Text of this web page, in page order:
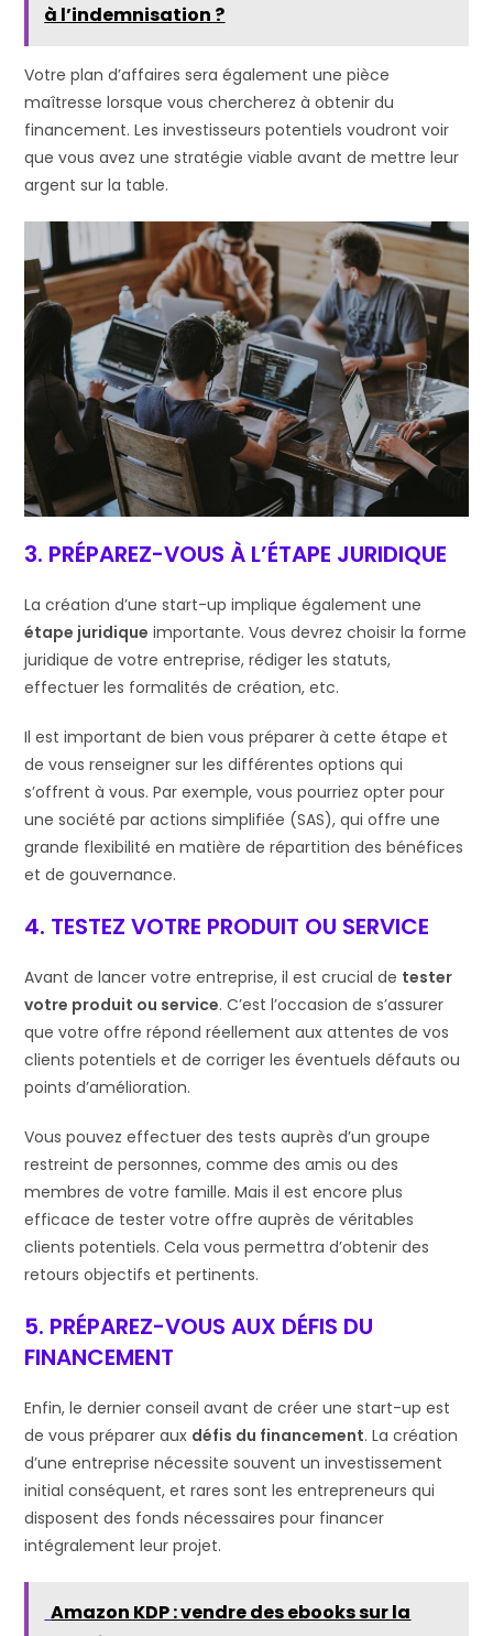
à l’indemnisation ?
Votre plan d’affaires sera également une pièce
maîtresse lorsque vous chercherez à obtenir du
financement. Les investisseurs potentiels voudront voir
que vous avez une stratégie viable avant de mettre leur
argent sur la table.
3. PRÉPAREZ-VOUS À L’ÉTAPE JURIDIQUE
La création d’une start-up implique également une
étape juridique importante. Vous devrez choisir la forme
juridique de votre entreprise, rédiger les statuts,
effectuer les formalités de création, etc.
Il est important de bien vous préparer à cette étape et
de vous renseigner sur les différentes options qui
s’offrent à vous. Par exemple, vous pourriez opter pour
une société par actions simplifiée (SAS), qui offre une
grande flexibilité en matière de répartition des bénéfices
et de gouvernance.
4. TESTEZ VOTRE PRODUIT OU SERVICE
Avant de lancer votre entreprise, il est crucial de tester
votre produit ou service. C’est l’occasion de s’assurer
que votre offre répond réellement aux attentes de vos
clients potentiels et de corriger les éventuels défauts ou
points d’amélioration.
Vous pouvez effectuer des tests auprès d’un groupe
restreint de personnes, comme des amis ou des
membres de votre famille. Mais il est encore plus
efficace de tester votre offre auprès de véritables
clients potentiels. Cela vous permettra d’obtenir des
retours objectifs et pertinents.
5. PRÉPAREZ-VOUS AUX DÉFIS DU
FINANCEMENT
Enfin, le dernier conseil avant de créer une start-up est
de vous préparer aux défis du financement. La création
d’une entreprise nécessite souvent un investissement
initial conséquent, et rares sont les entrepreneurs qui
disposent des fonds nécessaires pour financer
intégralement leur projet.
Amazon KDP : vendre des ebooks sur la